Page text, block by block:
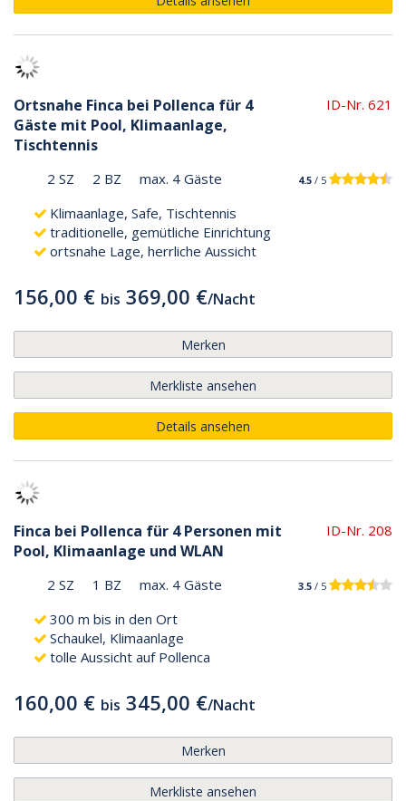
Ortsnahe Finca bei Pollenca für 4
Gäste mit Pool, Klimaanlage,
Tischtennis
ID-Nr. 621
2 SZ 2 BZ max. 4 Gäste 4.5 / 5
Klimaanlage, Safe, Tischtennis
traditionelle, gemütliche Einrichtung
ortsnahe Lage, herrliche Aussicht
156,00 € bis 369,00 €/Nacht
Merken
Merkliste ansehen
Details ansehen
Finca bei Pollenca für 4 Personen mit
Pool, Klimaanlage und WLAN
ID-Nr. 208
2 SZ 1 BZ max. 4 Gäste 3.5 / 5
300 m bis in den Ort
Schaukel, Klimaanlage
tolle Aussicht auf Pollenca
160,00 € bis 345,00 €/Nacht
Merken
Merkliste ansehen